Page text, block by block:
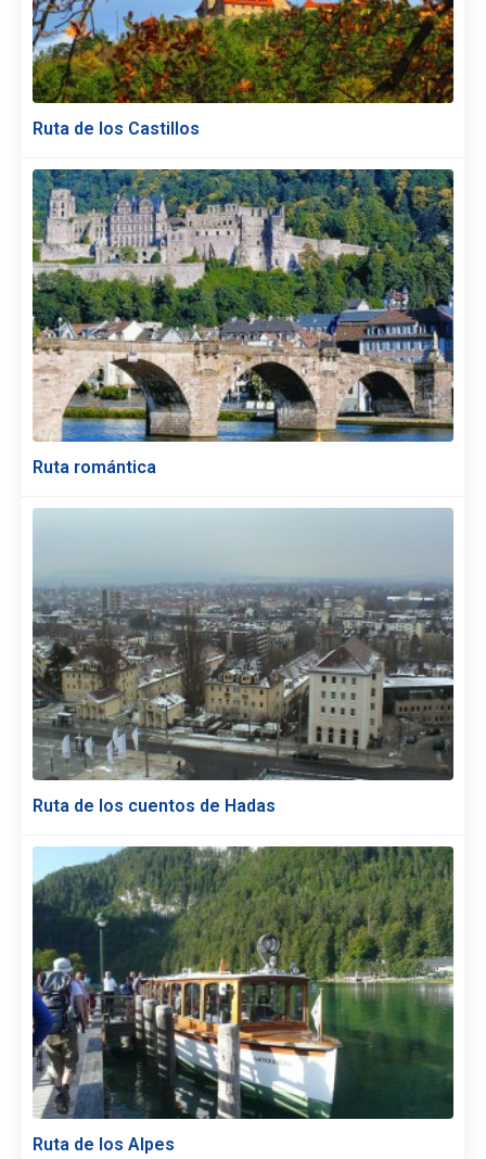
Ruta de los Castillos
Ruta romántica
Ruta de los cuentos de Hadas
Ruta de los Alpes